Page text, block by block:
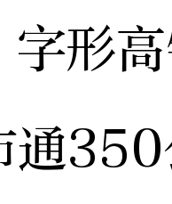
形高
350